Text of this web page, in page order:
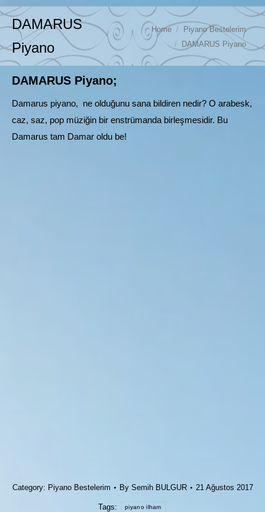
DAMARUS
Piyano
You are here:Home
Piyano Bestelerim
DAMARUS Piyano
DAMARUS Piyano;
Damarus piyano, ne olduğunu sana bildiren nedir? O arabesk,
caz, saz, pop müziğin bir enstrümanda birleşmesidir. Bu
Damarus tam Damar oldu be!
Category: Piyano Bestelerim By Semih BULGUR 21 Ağustos 2017
Tags: piyano ilham